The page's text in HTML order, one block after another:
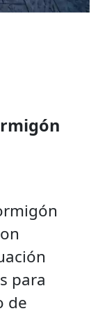
para
de